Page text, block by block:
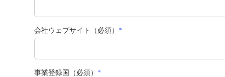
会社ウェブサイト（必須） *
事業登録国（必須） *